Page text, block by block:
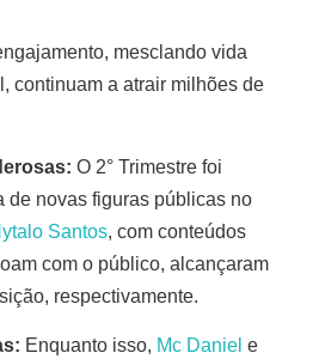
mesclando vida
continuam a atrair milhões de
O 2° Trimestre foi
de novas figuras públicas no
Santos, com conteúdos
com o público, alcançaram
respectivamente.
Enquanto isso, Mc Daniel e